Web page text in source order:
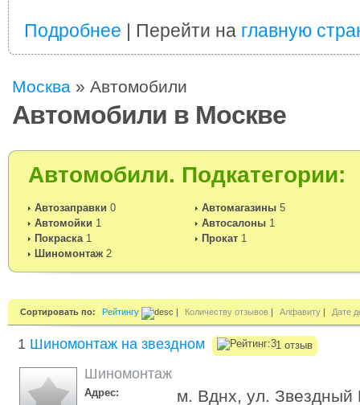
Подробнее | Перейти на главную
Москва » Автомобили
Автомобили в Москве
Автомобили. Подкатегории:
Автозаправки 0 Автомагазины 5
Автомойки 1 Автосалоны 1
Покраска 1 Прокат 1
Шиномонтаж 2
Сортировать по: Рейтингу | Количеству отзывов | Алфавиту | Дате
1 Шиномонтаж на звездном 1 отзыв
Шиномонтаж
Адрес: м. Вднх, ул. Звездный